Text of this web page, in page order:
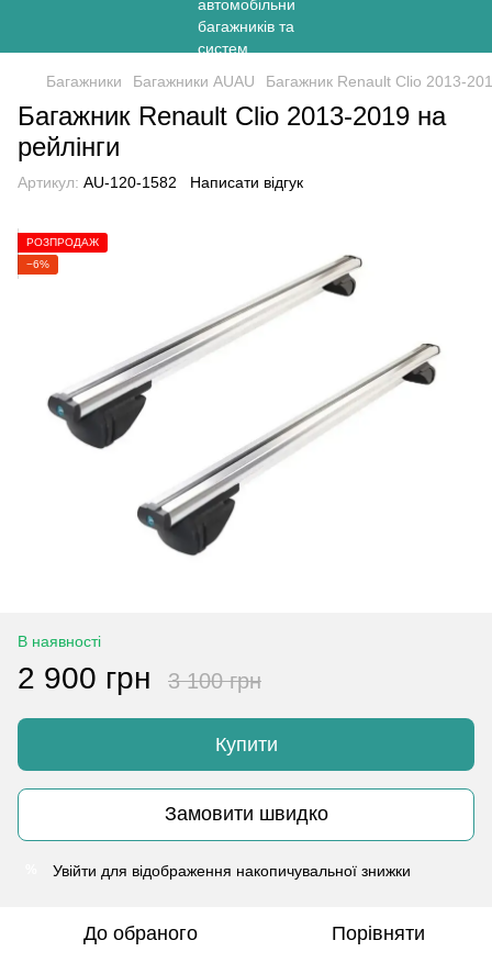
Багажники Багажники AUAU Багажник Renault Clio 2013-
Багажник Renault Clio 2013-2019 на
рейлінги
Артикул: AU-120-1582 Написати відгук
РОЗПРОДАЖ
−6%
В наявності
2 900 грн 3 100 грн
Купити
Замовити швидко
Увійти для відображення накопичувальної знижки
До обраного Порівняти